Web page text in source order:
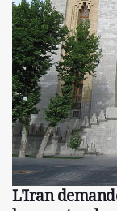
L'Iran